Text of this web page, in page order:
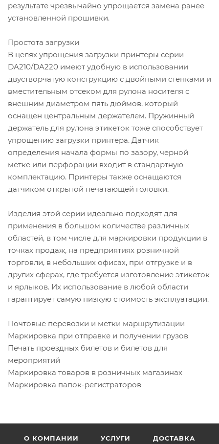
результате чрезвычайно упрощается замена ранее
установленной прошивки.
Простота загрузки
В целях упрощения загрузки принтеры серии
DA210/DA220 имеют удобную в использовании
двустворчатую конструкцию с двойными стенками и
вместительным отсеком для рулона носителя с
внешним диаметром пять дюймов, который
оснащен центральным держателем. Пружинный
держатель для рулона этикеток тоже способствует
упрощению загрузки принтера. Датчик
определения начала формы по зазору, черной
метке или перфорации входит в стандартную
комплектацию. Принтеры также оснащаются
датчиком открытой печатающей головки.
Изделия этой серии идеально подходят для
применения в большом количестве различных
областей, в том числе для маркировки продукции в
точках продаж, на предприятиях розничной
торговли, в небольших офисах, при отгрузке и в
других сферах, где требуется изготовление этикеток
и ярлыков. Их использование в любой области
гарантирует самую низкую стоимость эксплуатации.
Почтовые перевозки и метки маршрутизации
Маркировка при отправке и получении грузов
Печать проездных билетов и билетов для
мероприятий
Маркировка товаров в розничных магазинах
Маркировка папок-регистраторов
О КОМПАНИИ УСЛУГИ ДОСТАВКА